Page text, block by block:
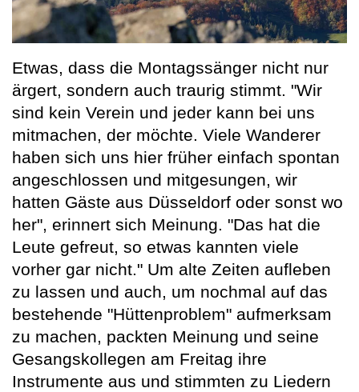
Etwas, dass die Montagssänger nicht nur
ärgert, sondern auch traurig stimmt. "Wir
sind kein Verein und jeder kann bei uns
mitmachen, der möchte. Viele Wanderer
haben sich uns hier früher einfach spontan
angeschlossen und mitgesungen, wir
hatten Gäste aus Düsseldorf oder sonst wo
her", erinnert sich Meinung. "Das hat die
Leute gefreut, so etwas kannten viele
vorher gar nicht." Um alte Zeiten aufleben
zu lassen und auch, um nochmal auf das
bestehende "Hüttenproblem" aufmerksam
zu machen, packten Meinung und seine
Gesangskollegen am Freitag ihre
Instrumente aus und stimmten zu Liedern